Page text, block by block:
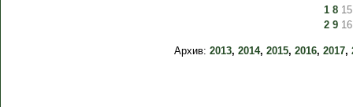
1 8 15
2 9 16
Архив:2013,2014,2015,2016,2017,